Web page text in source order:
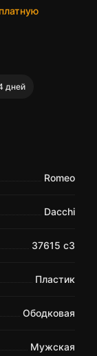
дней
Romeo
Dacchi
37615 с3
Пластик
Ободковая
Мужская